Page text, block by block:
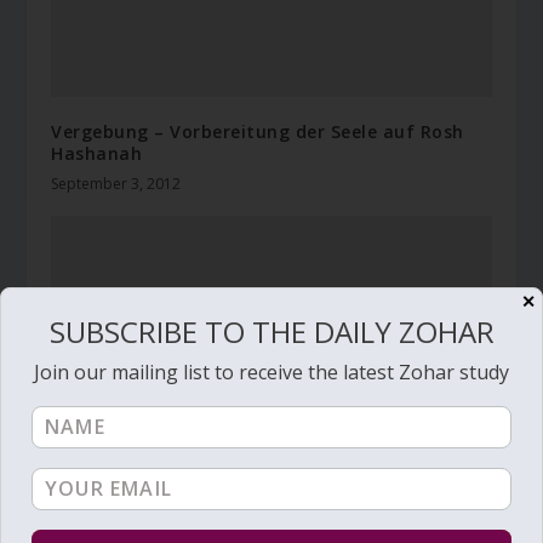
Vergebung – Vorbereitung der Seele auf Rosh
Hashanah
September 3, 2012
Daily Zohar – Tikunim – # 936 – Wahrheit
sprechen um Wahrheit zu lesen
✕
SUBSCRIBE TO THE DAILY ZOHAR
Join our mailing list to receive the latest Zohar study